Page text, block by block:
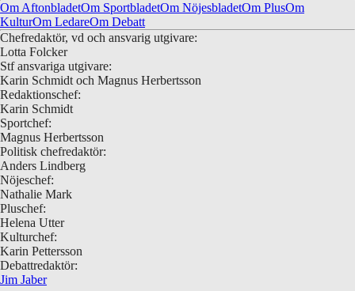
Om AftonbladetOm SportbladetOm NöjesbladetOm PlusOm
KulturOm LedareOm Debatt
Chefredaktör, vd och ansvarig utgivare:
Lotta Folcker
Stf ansvariga utgivare:
Karin Schmidt och Magnus Herbertsson
Redaktionschef:
Karin Schmidt
Sportchef:
Magnus Herbertsson
Politisk chefredaktör:
Anders Lindberg
Nöjeschef:
Nathalie Mark
Pluschef:
Helena Utter
Kulturchef:
Karin Pettersson
Debattredaktör:
Jim Jaber